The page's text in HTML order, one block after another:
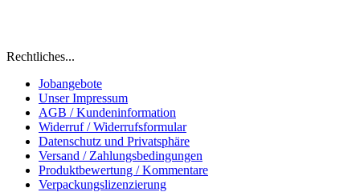
Rechtliches...
Jobangebote
Unser Impressum
AGB / Kundeninformation
Widerruf / Widerrufsformular
Datenschutz und Privatsphäre
Versand / Zahlungsbedingungen
Produktbewertung / Kommentare
Verpackungslizenzierung